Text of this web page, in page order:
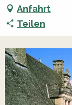
Anfahrt
Teilen